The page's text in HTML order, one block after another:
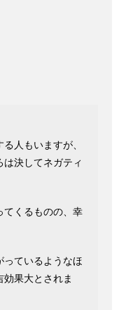
人もいますが、
決してネガティ
てくるものの、幸
っているようなほ
効果大とされま